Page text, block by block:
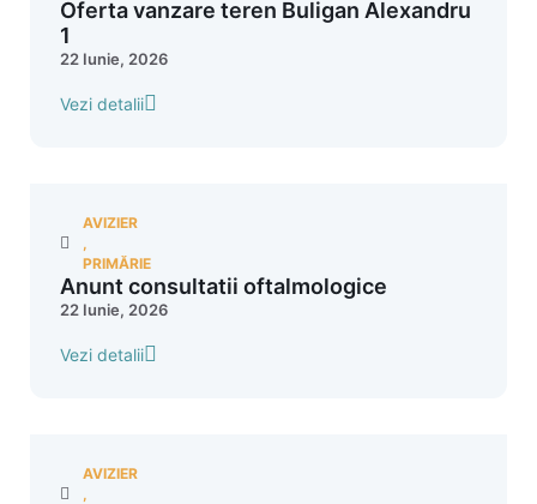
Oferta vanzare teren Buligan Alexandru
1
22 Iunie, 2026
Vezi detalii
AVIZIER
,
PRIMĂRIE
Anunt consultatii oftalmologice
22 Iunie, 2026
Vezi detalii
AVIZIER
,